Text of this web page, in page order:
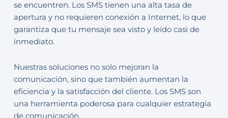
se encuentren. Los SMS tienen una alta tasa de
apertura y no requieren conexión a Internet, lo que
garantiza que tu mensaje sea visto y leído casi de
inmediato.
Nuestras soluciones no solo mejoran la
comunicación, sino que también aumentan la
eficiencia y la satisfacción del cliente. Los SMS son
una herramienta poderosa para cualquier estrategia
de comunicación.